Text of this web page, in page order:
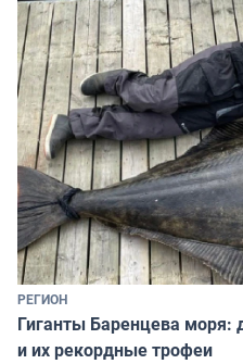
РЕГИОН
Гиганты Баренцева моря:
и их рекордные трофеи